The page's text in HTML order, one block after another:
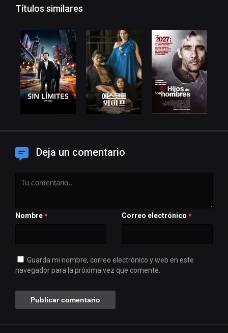
Títulos similares
Deja un comentario
Nombre * Correo electrónico *
Guarda mi nombre, correo electrónico y web en este
navegador para la próxima vez que comente.